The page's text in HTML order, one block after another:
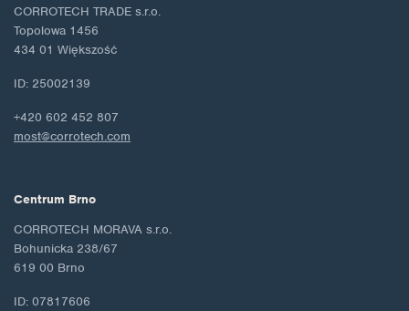
CORROTECH TRADE s.r.o.
Topolowa 1456
434 01 Większość
ID: 25002139
+420 602 452 807
most@corrotech.com
Centrum Brno
CORROTECH MORAVA s.r.o.
Bohunicka 238/67
619 00 Brno
ID: 07817606